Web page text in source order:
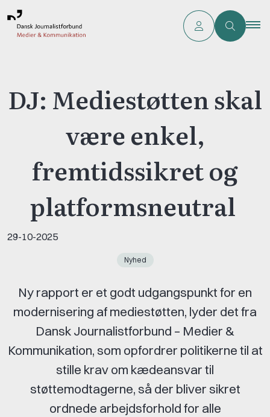
DJ: Mediestøtten skal
være enkel,
fremtidssikret og
platformsneutral
29-10-2025
Nyhed
Ny rapport er et godt udgangspunkt for en
modernisering af mediestøtten, lyder det fra
Dansk Journalistforbund – Medier &
Kommunikation, som opfordrer politikerne til at
stille krav om kædeansvar til
støttemodtagerne, så der bliver sikret
ordnede arbejdsforhold for alle